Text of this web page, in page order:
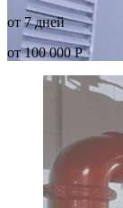
от 7 дней
от 100 000 Р